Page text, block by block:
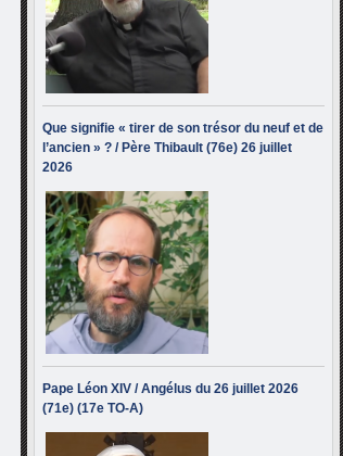
Que signifie « tirer de son trésor du neuf et de
l’ancien » ? / Père Thibault (76e) 26 juillet
2026
Pape Léon XIV / Angélus du 26 juillet 2026
(71e) (17e TO-A)